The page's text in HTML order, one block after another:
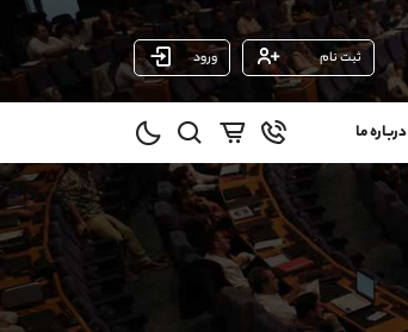
ثبت نام ورود
درباره ما
(ایمان پوراسماعیلی)
09927779040
شروع گفتگو
@Armteam_admin_por